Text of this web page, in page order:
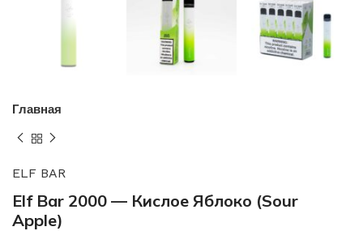
Главная
ELF BAR
Elf Bar 2000 — Кислое Яблоко (Sour
Apple)